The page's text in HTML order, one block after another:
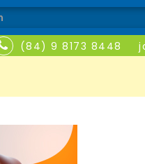
(84) 9 8173 8448